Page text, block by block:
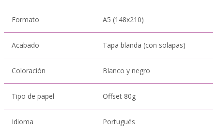
Formato A5 (148x210)
Acabado Tapa blanda (con solapas)
Coloración Blanco y negro
Tipo de papel Offset 80g
Idioma Portugués